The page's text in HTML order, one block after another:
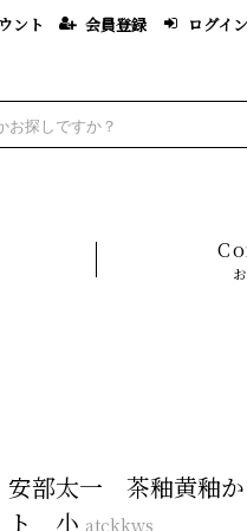
ント 会員登録 ログイン
安部太一 茶釉黄釉か
ト 小 atckkws